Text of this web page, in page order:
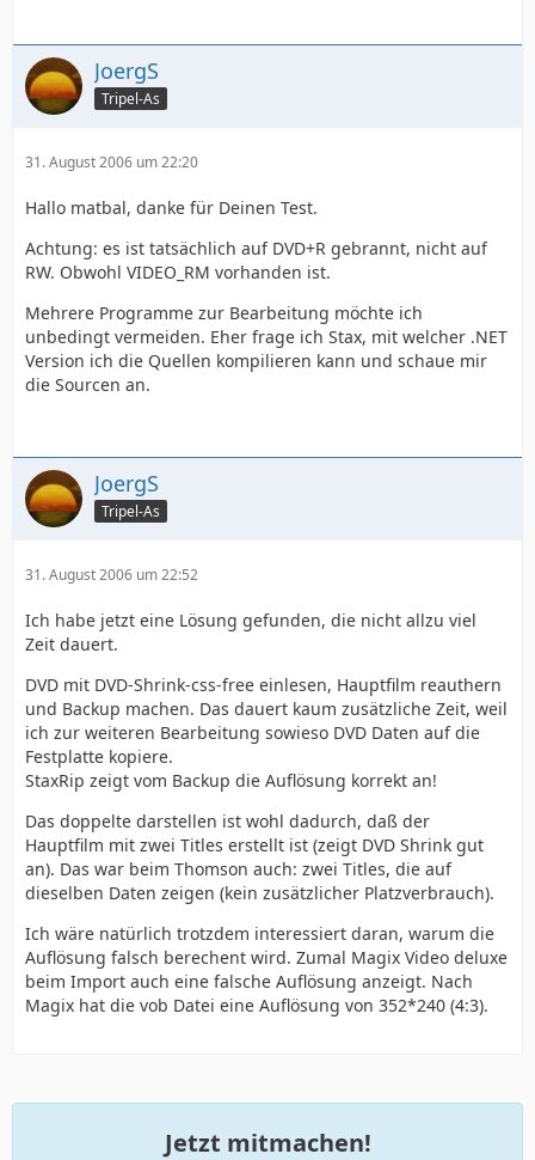
JoergS
Tripel-As
31. August 2006 um 22:20
Hallo matbal, danke für Deinen Test.
Achtung: es ist tatsächlich auf DVD+R gebrannt, nicht auf
RW. Obwohl VIDEO_RM vorhanden ist.
Mehrere Programme zur Bearbeitung möchte ich
unbedingt vermeiden. Eher frage ich Stax, mit welcher .NET
Version ich die Quellen kompilieren kann und schaue mir
die Sourcen an.
JoergS
Tripel-As
31. August 2006 um 22:52
Ich habe jetzt eine Lösung gefunden, die nicht allzu viel
Zeit dauert.
DVD mit DVD-Shrink-css-free einlesen, Hauptfilm reauthern
und Backup machen. Das dauert kaum zusätzliche Zeit, weil
ich zur weiteren Bearbeitung sowieso DVD Daten auf die
Festplatte kopiere.
StaxRip zeigt vom Backup die Auflösung korrekt an!
Das doppelte darstellen ist wohl dadurch, daß der
Hauptfilm mit zwei Titles erstellt ist (zeigt DVD Shrink gut
an). Das war beim Thomson auch: zwei Titles, die auf
dieselben Daten zeigen (kein zusätzlicher Platzverbrauch).
Ich wäre natürlich trotzdem interessiert daran, warum die
Auflösung falsch berechent wird. Zumal Magix Video deluxe
beim Import auch eine falsche Auflösung anzeigt. Nach
Magix hat die vob Datei eine Auflösung von 352*240 (4:3).
Jetzt mitmachen!